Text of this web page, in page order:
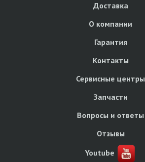
Доставка
О компании
Гарантия
Контакты
Сервисные центры
Запчасти
Вопросы и ответы
Отзывы
Youtube